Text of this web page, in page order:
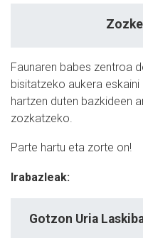
Faunaren babes zentroa
bisitatzeko aukera eskaini
hartzen duten bazkideen
zozkatzeko.
Parte hartu eta zorte on!
Irabazleak:
Gotzon Uria